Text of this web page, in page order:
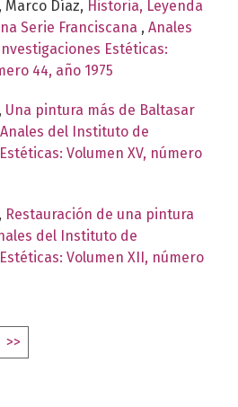
Marco Díaz, Historia, Leyenda
Serie Franciscana , Anales
Estéticas:
44, año 1975
Una pintura más de Baltasar
Anales del Instituto de
Volumen XV, número
Restauración de una pintura
del Instituto de
Volumen XII, número
>>